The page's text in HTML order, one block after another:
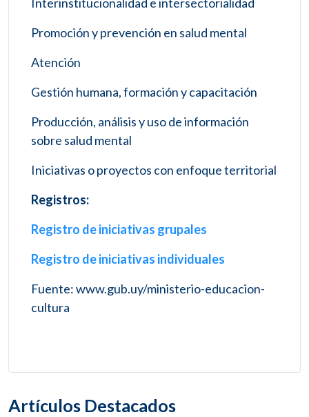
Promoción y prevención en salud mental
Atención
Gestión humana, formación y capacitación
Producción, análisis y uso de información
sobre salud mental
Iniciativas o proyectos con enfoque territorial
Registros:
Registro de iniciativas grupales
Registro de iniciativas individuales
Fuente: www.gub.uy/ministerio-educacion-
cultura
Artículos Destacados